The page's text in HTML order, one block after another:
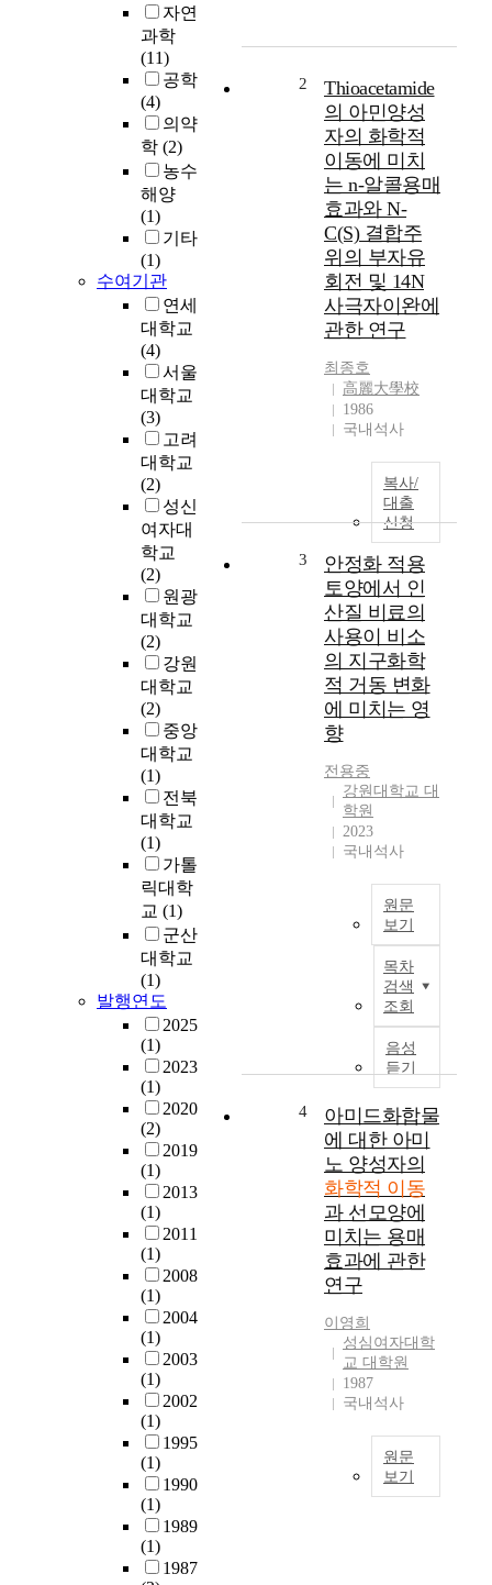
자연
과학
(11)
공학
(4)
의약
학 (2)
농수
해양
(1)
기타
(1)
수여기관
연세
대학교
(4)
서울
대학교
(3)
고려
대학교
(2)
성신
여자대
학교
(2)
원광
대학교
(2)
강원
대학교
(2)
중앙
대학교
(1)
전북
대학교
(1)
가톨
릭대학
교 (1)
군산
대학교
(1)
발행연도
2025
(1)
2023
(1)
2020
(2)
2019
(1)
2013
(1)
2011
(1)
2008
(1)
2004
(1)
2003
(1)
2002
(1)
1995
(1)
1990
(1)
1989
(1)
1987
e
2
Thioacetamide
의 아민양성
자의 화학적
이동에 미치
는 n-알콜용매
효과와 N-
C(S) 결합주
위의 부자유
회전 및 14N
사극자이완에
관한 연구
최종호
高麗大學校
1986
국내석사
복사/
대출
신청
3
안정화 적용
토양에서 인
산질 비료의
사용이 비소
의 지구화학
적 거동 변화
에 미치는 영
향
전용중
강원대학교 대
학원
2023
국내석사
원문
보기
목차
검색
조회
음성
듣기
4
아미드화합물
에 대한 아미
노 양성자의
화학적 이동
과 선모양에
미치는 용매
효과에 관한
연구
이영희
성심여자대학
교 대학원
1987
국내석사
원문
보기